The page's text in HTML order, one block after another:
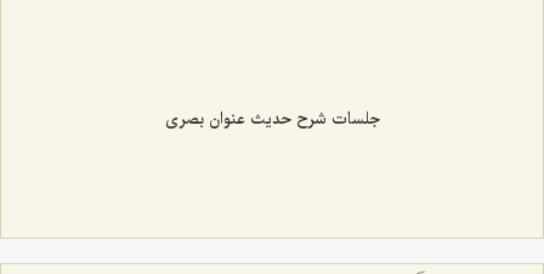
جلسات شرح حدیث عنوان بصری